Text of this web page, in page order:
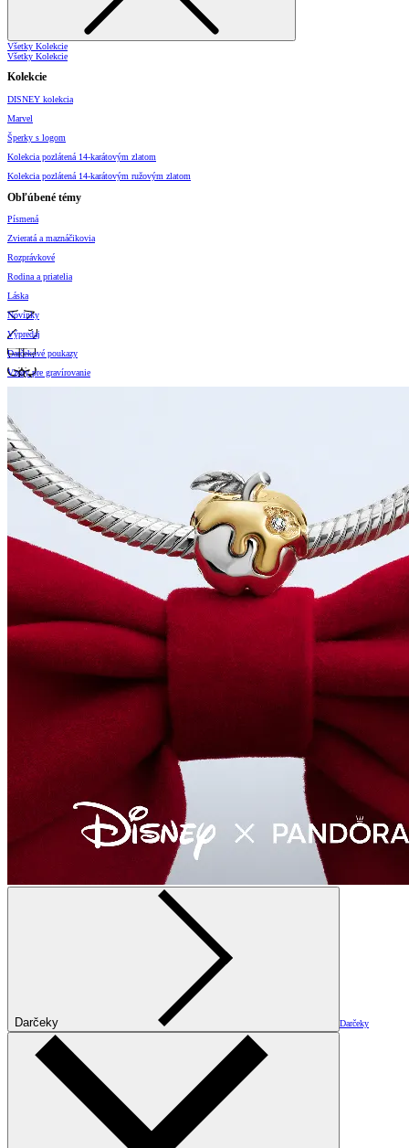
Všetky Kolekcie
Všetky Kolekcie
Kolekcie
DISNEY kolekcia
Marvel
Šperky s logom
Kolekcia pozlátená 14-karátovým zlatom
Kolekcia pozlátená 14-karátovým ružovým zlatom
Obľúbené témy
Písmená
Zvieratá a maznáčikovia
Rozprávkové
Rodina a priatelia
Láska
Novinky
Výpredaj
Darčekové poukazy
Vzory pre gravírovanie
Darčeky Darčeky